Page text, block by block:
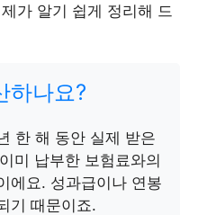
가 알기 쉽게 정리해 드
하나요?
한 해 동안 실제 받은
미 납부한 보험료와의
에요. 성과급이나 연봉
기 때문이죠.